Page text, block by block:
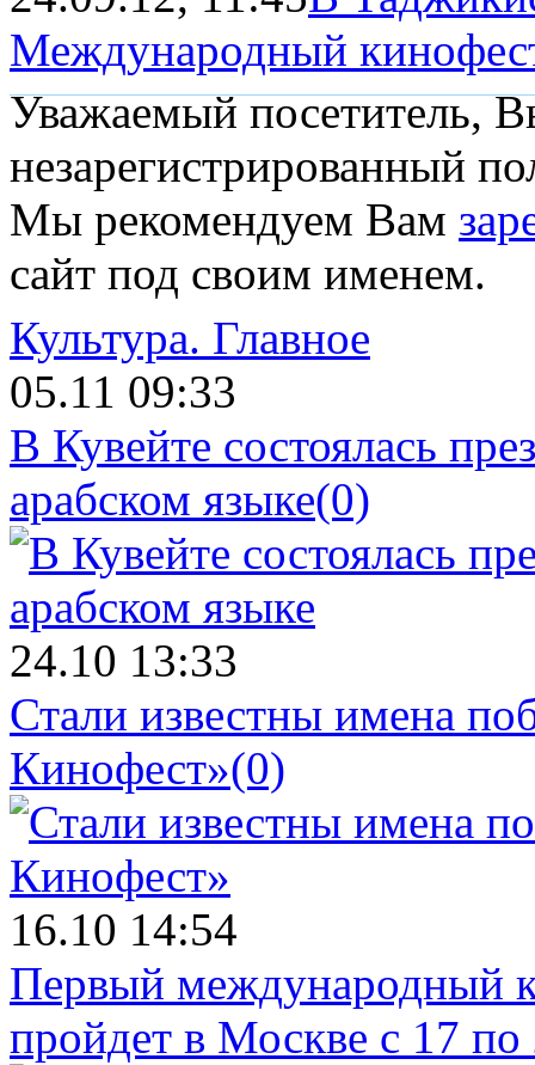
Международный
Уважаемый посетитель,
незарегистрированный
Мы рекомендуем Вам
сайт под своим именем.
Культура. Главное
05.11 09:33
В Кувейте состоялась
арабском языке(0)
24.10 13:33
Стали известны имена
Кинофест»(0)
16.10 14:54
Первый международный
пройдет в Москве с 17 по